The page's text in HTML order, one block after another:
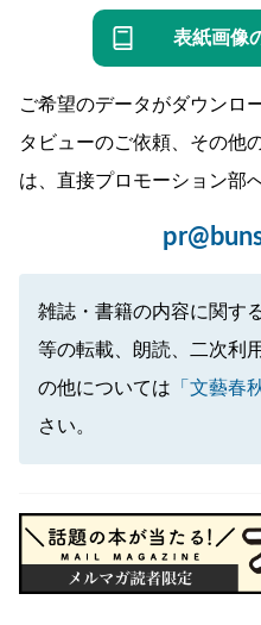
表紙画像
ご希望のデータがダウンロ
タビューのご依頼、その他
は、直接プロモーション部
雑誌・書籍の内容に関す
等の転載、朗読、二次利
の他については 「文藝春
さい。